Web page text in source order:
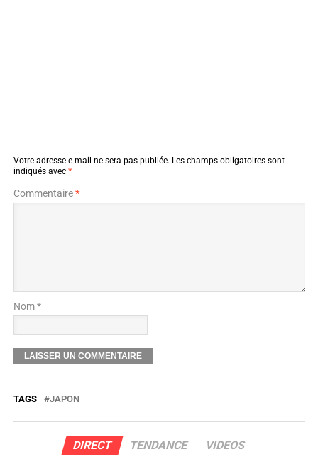
Votre adresse e-mail ne sera pas publiée. Les champs obligatoires sont
indiqués avec *
Commentaire*
Nom *
TAGS JAPON
DIRECT TENDANCE VIDEOS